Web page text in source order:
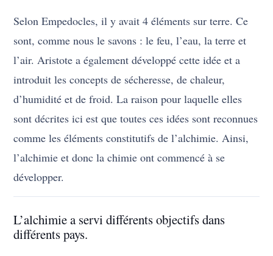
Selon Empedocles, il y avait 4 éléments sur terre. Ce
sont, comme nous le savons : le feu, l’eau, la terre et
l’air. Aristote a également développé cette idée et a
introduit les concepts de sécheresse, de chaleur,
d’humidité et de froid. La raison pour laquelle elles
sont décrites ici est que toutes ces idées sont reconnues
comme les éléments constitutifs de l’alchimie. Ainsi,
l’alchimie et donc la chimie ont commencé à se
développer.
L’alchimie a servi différents objectifs dans
différents pays.